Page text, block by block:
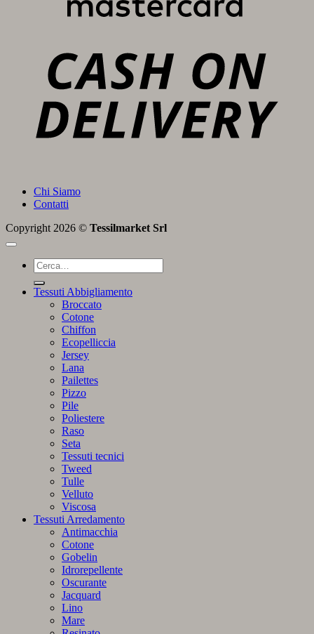
Chi Siamo
Contatti
Copyright 2026 © Tessilmarket Srl
Cerca:
Tessuti Abbigliamento
Broccato
Cotone
Chiffon
Ecopelliccia
Jersey
Lana
Pailettes
Pizzo
Pile
Poliestere
Raso
Seta
Tessuti tecnici
Tweed
Tulle
Velluto
Viscosa
Tessuti Arredamento
Antimacchia
Cotone
Gobelin
Idrorepellente
Oscurante
Jacquard
Lino
Mare